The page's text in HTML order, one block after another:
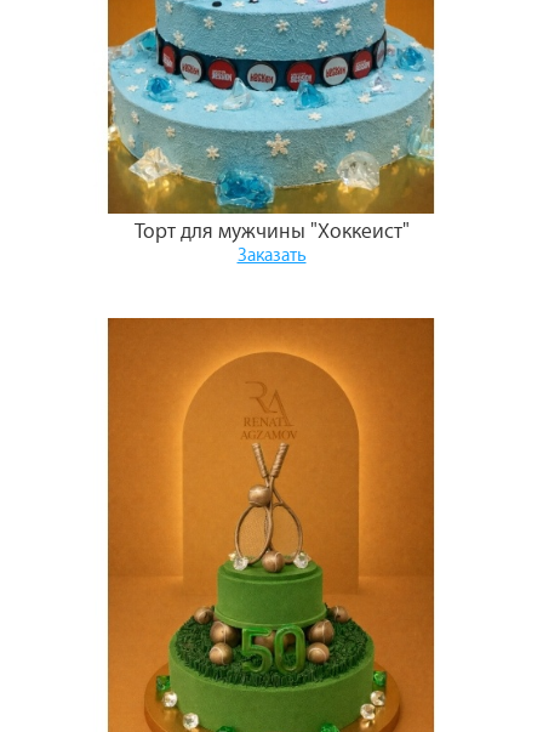
Торт для мужчины "Хоккеист"
Заказать